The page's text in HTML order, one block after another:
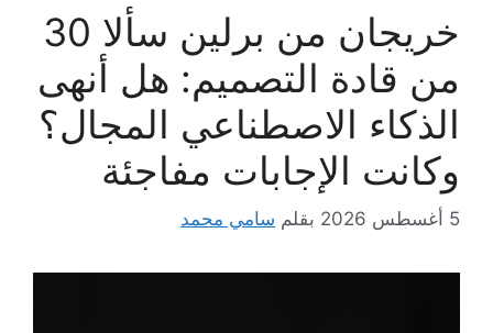
خريجان من برلين سألا 30
من قادة التصميم: هل أنهى
الذكاء الاصطناعي المجال؟
وكانت الإجابات مفاجئة
5 أغسطس 2026 بقلم سامي محمد